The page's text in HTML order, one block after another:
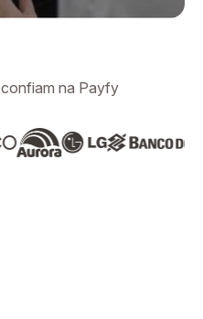
confiam na Payfy